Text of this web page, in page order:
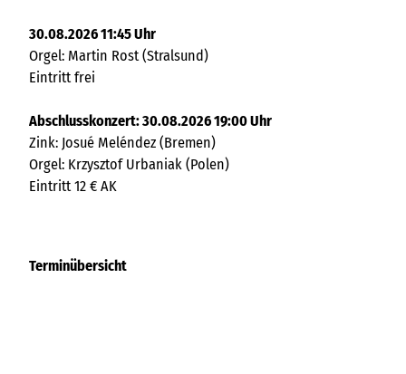
30.08.2026 11:45 Uhr
Orgel: Martin Rost (Stralsund)
Eintritt frei
Abschlusskonzert: 30.08.2026 19:00 Uhr
Zink: Josué Meléndez (Bremen)
Orgel: Krzysztof Urbaniak (Polen)
Eintritt 12 € AK
Terminübersicht